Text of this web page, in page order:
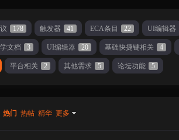
178 触发器 41 ECA条目 22 UI编辑器
文档 3 UI编辑器 20 基础快捷键相关 4
平台相关 2 其他需求 5 论坛功能 5
热门 热帖 精华 更多